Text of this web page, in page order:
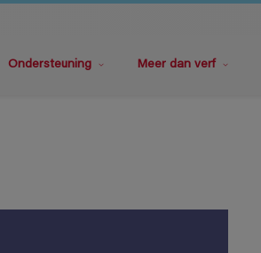
Ondersteuning Meer dan verf